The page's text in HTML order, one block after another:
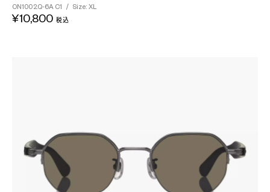
ON1002Q-6A C1 / Size: XL
¥10,800 税込